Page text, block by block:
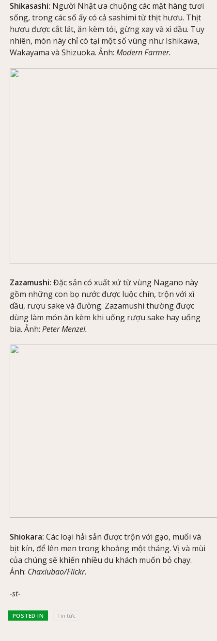
Shikasashi: Người Nhật ưa chuộng các mặt hàng tươi
sống, trong các số ấy có cả sashimi từ thịt hươu. Thịt
hươu được cắt lát, ăn kèm tỏi, gừng xay và xì dầu. Tuy
nhiên, món này chỉ có tại một số vùng như Ishikawa,
Wakayama và Shizuoka. Ảnh: Modern Farmer.
Zazamushi: Đặc sản có xuất xứ từ vùng Nagano này
gồm những con bọ nước được luộc chín, trộn với xì
dầu, rượu sake và đường. Zazamushi thường được
dùng làm món ăn kèm khi uống rượu sake hay uống
bia. Ảnh: Peter Menzel.
Shiokara: Các loại hải sản được trộn với gạo, muối và
bịt kín, để lên men trong khoảng một tháng. Vị và mùi
của chúng sẽ khiến nhiều du khách muốn bỏ chạy.
Ảnh: Chaxiubao/Flickr.
-st-
POSTED IN Tin tức